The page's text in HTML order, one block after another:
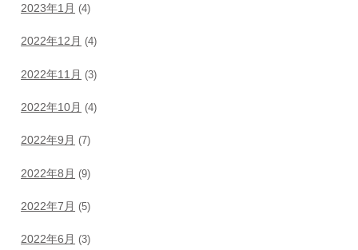
2023年1月 (4)
2022年12月 (4)
2022年11月 (3)
2022年10月 (4)
2022年9月 (7)
2022年8月 (9)
2022年7月 (5)
2022年6月 (3)